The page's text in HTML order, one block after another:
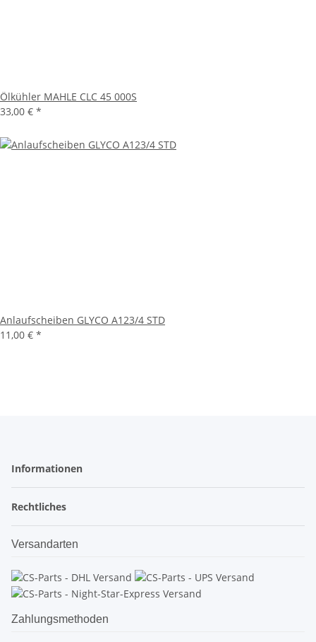
Ölkühler MAHLE CLC 45 000S
33,00 € *
Anlaufscheiben GLYCO A123/4 STD
11,00 € *
Informationen
Rechtliches
Versandarten
Zahlungsmethoden